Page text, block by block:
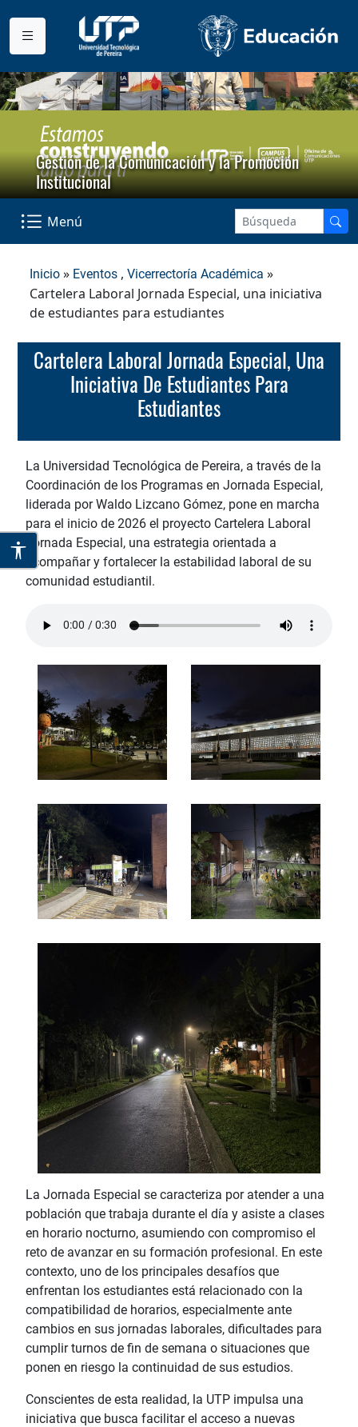
Gestión de la Comunicación y la Promoción
Institucional
Menú
Inicio » Eventos , Vicerrectoría Académica »
Cartelera Laboral Jornada Especial, una iniciativa
de estudiantes para estudiantes
Cartelera Laboral Jornada Especial, Una
Iniciativa De Estudiantes Para
Estudiantes
La Universidad Tecnológica de Pereira, a través de la
Coordinación de los Programas en Jornada Especial,
liderada por Waldo Lizcano Gómez, pone en marcha
para el inicio de 2026 el proyecto Cartelera Laboral
Jornada Especial, una estrategia orientada a
acompañar y fortalecer la estabilidad laboral de su
comunidad estudiantil.
La Jornada Especial se caracteriza por atender a una
población que trabaja durante el día y asiste a clases
en horario nocturno, asumiendo con compromiso el
reto de avanzar en su formación profesional. En este
contexto, uno de los principales desafíos que
enfrentan los estudiantes está relacionado con la
compatibilidad de horarios, especialmente ante
cambios en sus jornadas laborales, dificultades para
cumplir turnos de fin de semana o situaciones que
ponen en riesgo la continuidad de sus estudios.
Conscientes de esta realidad, la UTP impulsa una
iniciativa que busca facilitar el acceso a nuevas